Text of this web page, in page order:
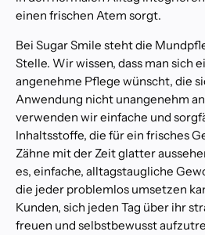
einen frischen Atem sorgt.
Bei Sugar Smile steht die
Stelle. Wir wissen, dass man sich
angenehme Pflege wünscht, die
Anwendung nicht unangenehm
verwenden wir einfache und
Inhaltsstoffe, die für ein frisches
Zähne mit der Zeit glatter
es, einfache, alltagstaugliche
die jeder problemlos umsetzen
Kunden, sich jeden Tag über ihr
freuen und selbstbewusst
e
s
s
i
o
n
l
e
z